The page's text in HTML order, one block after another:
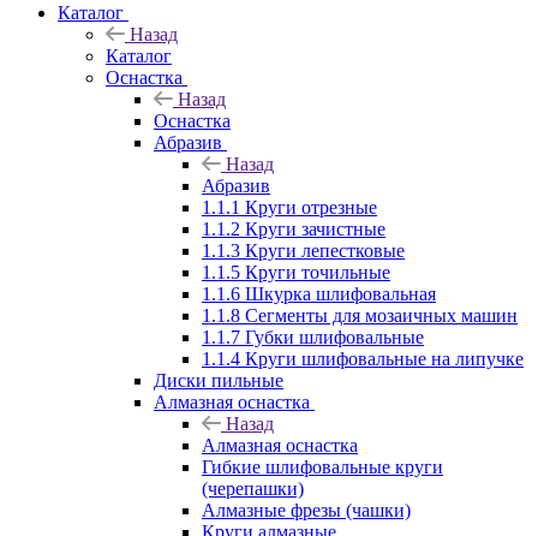
Каталог
Назад
Каталог
Оснастка
Назад
Оснастка
Абразив
Назад
Абразив
1.1.1 Круги отрезные
1.1.2 Круги зачистные
1.1.3 Круги лепестковые
1.1.5 Круги точильные
1.1.6 Шкурка шлифовальная
1.1.8 Сегменты для мозаичных машин
1.1.7 Губки шлифовальные
1.1.4 Круги шлифовальные на липучке
Диски пильные
Алмазная оснастка
Назад
Алмазная оснастка
Гибкие шлифовальные круги
(черепашки)
Алмазные фрезы (чашки)
Круги алмазные